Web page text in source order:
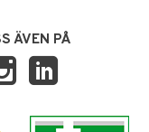
ÄVEN PÅ